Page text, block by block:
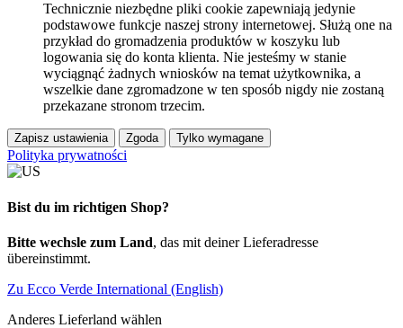
Technicznie niezbędne pliki cookie zapewniają jedynie
podstawowe funkcje naszej strony internetowej. Służą one na
przykład do gromadzenia produktów w koszyku lub
logowania się do konta klienta. Nie jesteśmy w stanie
wyciągnąć żadnych wniosków na temat użytkownika, a
wszelkie dane zgromadzone w ten sposób nigdy nie zostaną
przekazane stronom trzecim.
Zapisz ustawienia Zgoda Tylko wymagane
Polityka prywatności
Bist du im richtigen Shop?
Bitte wechsle zum Land, das mit deiner Lieferadresse
übereinstimmt.
Zu Ecco Verde International (English)
Anderes Lieferland wählen